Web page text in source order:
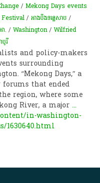
/Mekong Days events
/អាងបឹង​ទន្លេសាប​ /
ា./Washington /Wilfried
បូរី
and policy-makers
surrounding
“Mekong Days,” a
that ended
region, where some
River, a major...
in-washington-
1630640.html